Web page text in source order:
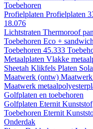
Toebehoren
Profielplaten Profielplaten
18.076
Lichtstraten Thermoroof
Toebehoren Eco +
Toebehoren 45.333
Metaalplaten Vlakke
Sheetah Klikfels Platen
Maatwerk (ontw)
Maatwerk
Golfplaten en toebehoren
Golfplaten Eternit Kunststof
Toebehoren Eternit
Onderdak